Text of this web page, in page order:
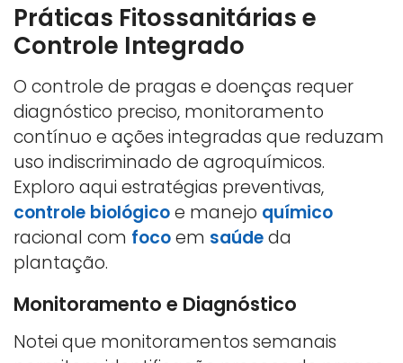
Práticas Fitossanitárias e
Controle Integrado
O controle de pragas e doenças requer
diagnóstico preciso, monitoramento
contínuo e ações integradas que reduzam
uso indiscriminado de agroquímicos.
Exploro aqui estratégias preventivas,
controle biológicoe manejo químico
racional com focoem saúdeda
plantação.
Monitoramento e Diagnóstico
Notei que monitoramentos semanais